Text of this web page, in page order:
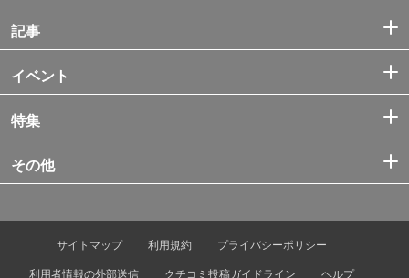
記事
イベント
特集
その他
サイトマップ 利用規約
プライバシーポリシー
利用者情報の外部送信
クチコミ投稿ガイドライン ヘルプ